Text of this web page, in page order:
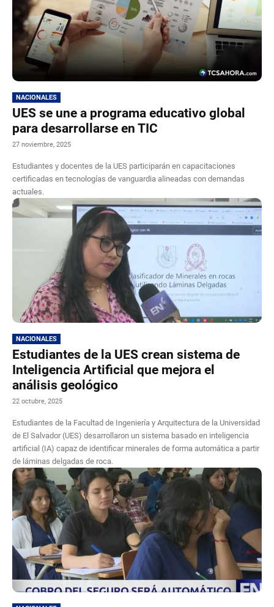
NACIONALES
UES se une a programa educativo global
para desarrollarse en TIC
27 noviembre, 2025
Estudiantes y docentes de la UES participarán en capacitaciones
certificadas en tecnologías de vanguardia alineadas con demandas
actuales.
NACIONALES
Estudiantes de la UES crean sistema de
Inteligencia Artificial que mejora el
análisis geológico
22 octubre, 2025
Estudiantes de la Facultad de Ingeniería y Arquitectura de la Universidad
de El Salvador (UES) desarrollaron un sistema basado en inteligencia
artificial (IA) capaz de identificar minerales de forma automática a partir
de láminas delgadas de roca.